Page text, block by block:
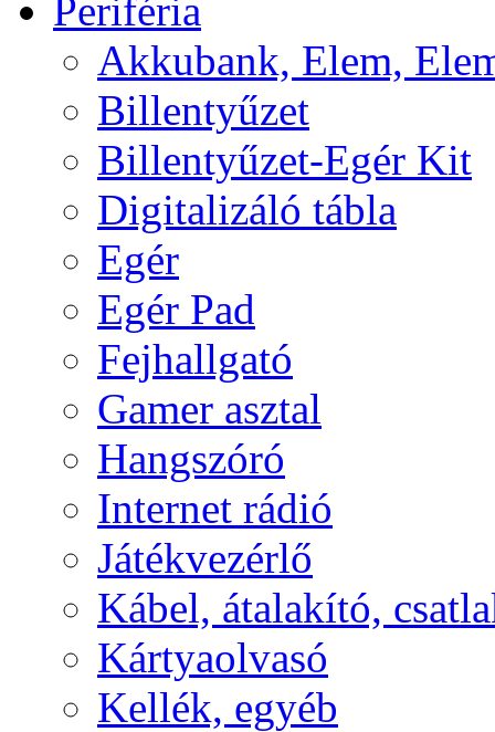
Periféria
Akkubank, Elem,
Billentyűzet
Billentyűzet-Egér Kit
Digitalizáló tábla
Egér
Egér Pad
Fejhallgató
Gamer asztal
Hangszóró
Internet rádió
Játékvezérlő
Kábel, átalakító,
Kártyaolvasó
Kellék, egyéb